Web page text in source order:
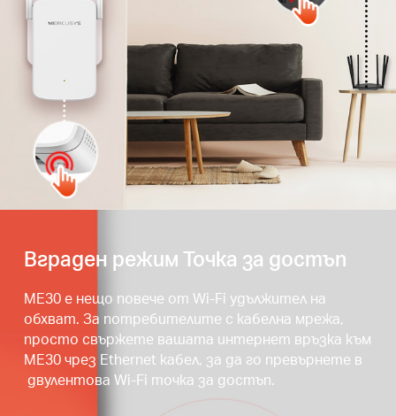
Натиснете бутона WPS
Вграден режим Точка за достъп
ME30 е нещо повече от Wi-Fi удължител на
обхват. За потребителите с кабелна мрежа,
просто свържете вашата интернет връзка към
ME30 чрез Ethernet кабел, за да го превърнете в
двулентова Wi-Fi точка за достъп.